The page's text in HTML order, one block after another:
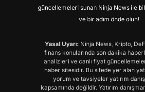
güncellemeleri sunan Ninja News ile
ve bir adım önde olun!
Yasal Uyarı: Ninja News, Kripto,
finans konularında son dakika
analizleri ve canlı fiyat
haber sitesidir. Bu sitede yer alan
yorum ve tavsiyeler yatırım
kapsamında değildir. Yatırım